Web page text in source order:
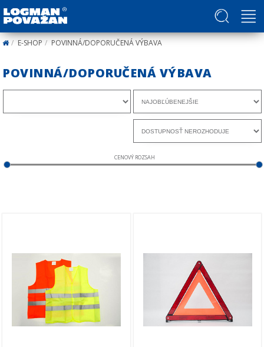
E-SHOP POVINNÁ/DOPORUČENÁ VÝBAVA
POVINNÁ/DOPORUČENÁ VÝBAVA
CENOVÝ ROZSAH